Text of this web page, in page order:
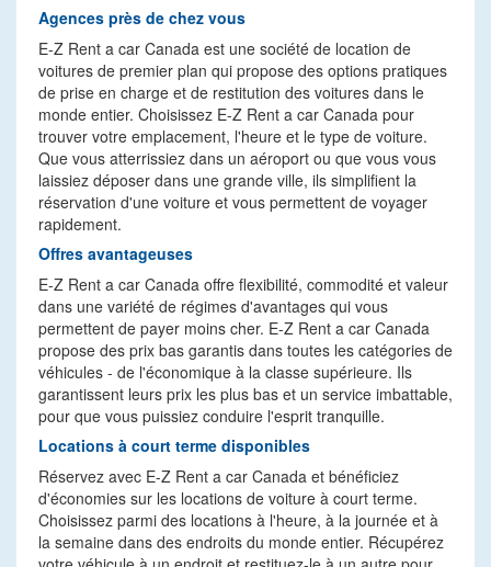
Agences près de chez vous
E-Z Rent a car Canada est une société de location de
voitures de premier plan qui propose des options pratiques
de prise en charge et de restitution des voitures dans le
monde entier. Choisissez E-Z Rent a car Canada pour
trouver votre emplacement, l'heure et le type de voiture.
Que vous atterrissiez dans un aéroport ou que vous vous
laissiez déposer dans une grande ville, ils simplifient la
réservation d'une voiture et vous permettent de voyager
rapidement.
Offres avantageuses
E-Z Rent a car Canada offre flexibilité, commodité et valeur
dans une variété de régimes d'avantages qui vous
permettent de payer moins cher. E-Z Rent a car Canada
propose des prix bas garantis dans toutes les catégories de
véhicules - de l'économique à la classe supérieure. Ils
garantissent leurs prix les plus bas et un service imbattable,
pour que vous puissiez conduire l'esprit tranquille.
Locations à court terme disponibles
Réservez avec E-Z Rent a car Canada et bénéficiez
d'économies sur les locations de voiture à court terme.
Choisissez parmi des locations à l'heure, à la journée et à
la semaine dans des endroits du monde entier. Récupérez